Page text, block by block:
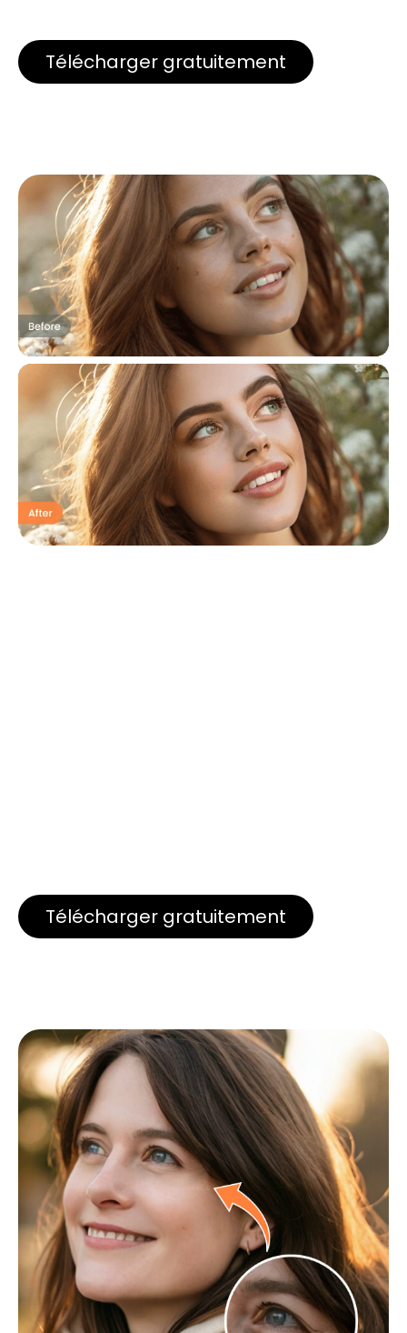
Télécharger gratuitement
Télécharger gratuitement